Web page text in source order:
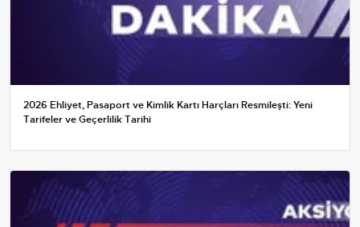
2026 Ehliyet, Pasaport ve Kimlik Kartı Harçları Resmileşti: Yeni
Tarifeler ve Geçerlilik Tarihi